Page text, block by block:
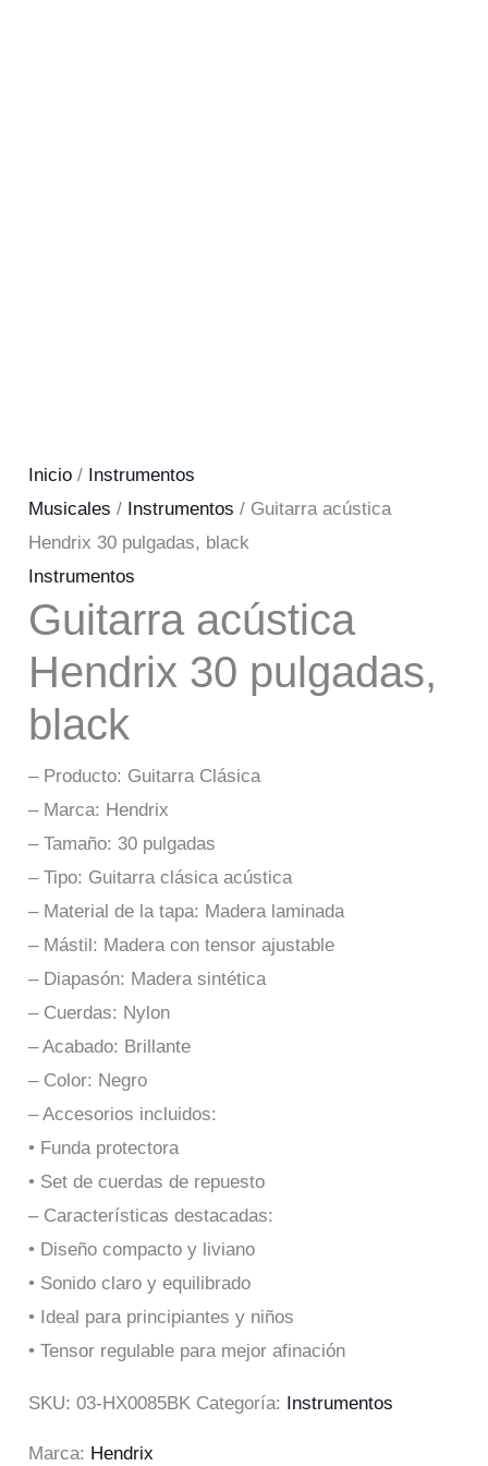
Inicio / Instrumentos
Musicales / Instrumentos / Guitarra acústica
Hendrix 30 pulgadas, black
Instrumentos
Guitarra acústica
Hendrix 30 pulgadas,
black
– Producto: Guitarra Clásica
– Marca: Hendrix
– Tamaño: 30 pulgadas
– Tipo: Guitarra clásica acústica
– Material de la tapa: Madera laminada
– Mástil: Madera con tensor ajustable
– Diapasón: Madera sintética
– Cuerdas: Nylon
– Acabado: Brillante
– Color: Negro
– Accesorios incluidos:
• Funda protectora
• Set de cuerdas de repuesto
– Características destacadas:
• Diseño compacto y liviano
• Sonido claro y equilibrado
• Ideal para principiantes y niños
• Tensor regulable para mejor afinación
SKU:03-HX0085BK Categoría: Instrumentos
Marca: Hendrix